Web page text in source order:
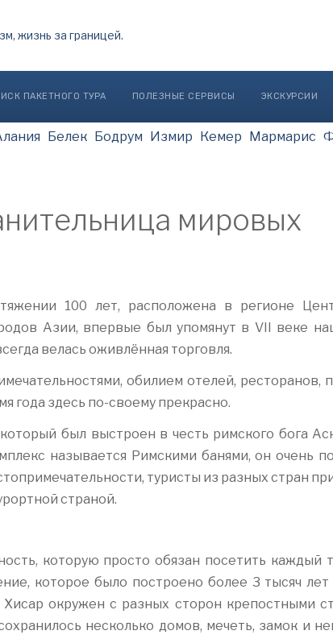
ПАКЕТНОГО ТУРА ПОЛЕЗНЫЕ СЕРВИСЫ ЭКСКУРСИИ
Белек Бодрум Измир Кемер Мармарис
мировых
100 лет, расположена в регионе
Азии, впервые был упомянут в VII веке
велась оживлённая торговля.
обилием отелей, ресторанов,
года здесь по-своему прекрасно.
был выстроен в честь римского бога
называется Римскими банями, он очень
туристы из разных стран
страной.
которую просто обязан посетить каждый
которое было построено более 3 тысяч лет
окружен с разных сторон крепостными
несколько домов, мечеть, замок и